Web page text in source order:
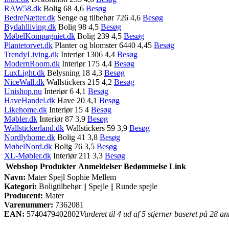
RAW58.dk Bolig 68 4,6 Besøg
BedreNætter.dk Senge og tilbehør 726 4,6 Besøg
Bydahlliving.dk Bolig 98 4,5 Besøg
MøbelKompagniet.dk Bolig 239 4,5 Besøg
Plantetorvet.dk Planter og blomster 6440 4,45 Besøg
TrendyLiving.dk Interiør 1306 4,4 Besøg
ModernRoom.dk Interiør 175 4,4 Besøg
LuxLight.dk Belysning 18 4,3 Besøg
NiceWall.dk Wallstickers 215 4,2 Besøg
Unishop.nu Interiør 6 4,1 Besøg
HaveHandel.dk Have 20 4,1 Besøg
Likehome.dk Interiør 15 4 Besøg
Møbler.dk Interiør 87 3,9 Besøg
Wallstickerland.dk Wallstickers 59 3,9 Besøg
Nordlyhome.dk Bolig 41 3,8 Besøg
MøbelNord.dk Bolig 76 3,5 Besøg
XL-Møbler.dk Interiør 211 3,3 Besøg
Webshop Produkter Anmeldelser Bedømmelse Link
Navn: Mater Spejl Sophie Mellem
Kategori: Boligtilbehør || Spejle || Runde spejle
Producent: Mater
Varenummer: 7362081
EAN: 5740479402802Vurderet til 4 ud af 5 stjerner baseret på 28